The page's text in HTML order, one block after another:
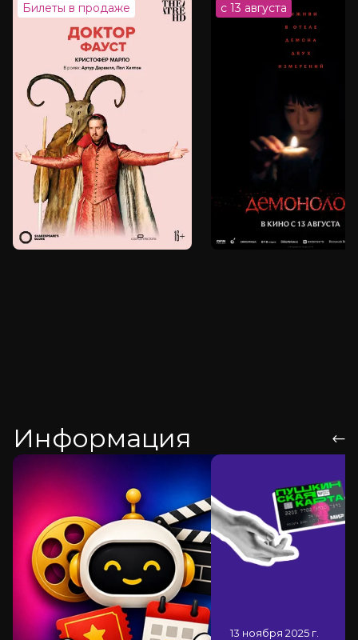
Билеты в продаже с 13 августа
Информация
13 ноября 2025 г.